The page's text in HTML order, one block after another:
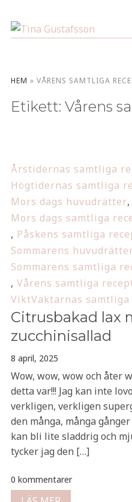
HEM » VÅRENS SAMTLIGA
Etikett: Vårens
Årstidernas samtliga
Högtidernas samtliga
Mors dags huvudrätter,
Mors dags samtliga
, Påskens samtliga
Sommarens
Sommarens samtliga
, Vårens samtliga
ViktVäktarnas samtliga
Citrusbakad lax
zucchinisallad
8 april, 2025
Wow, wow, wow och åter
detta var!!! Jag kan inte
verkligen, verkligen
den många, många
kan bli lite sladdrig och
tycker jag den […]
0 kommentarer